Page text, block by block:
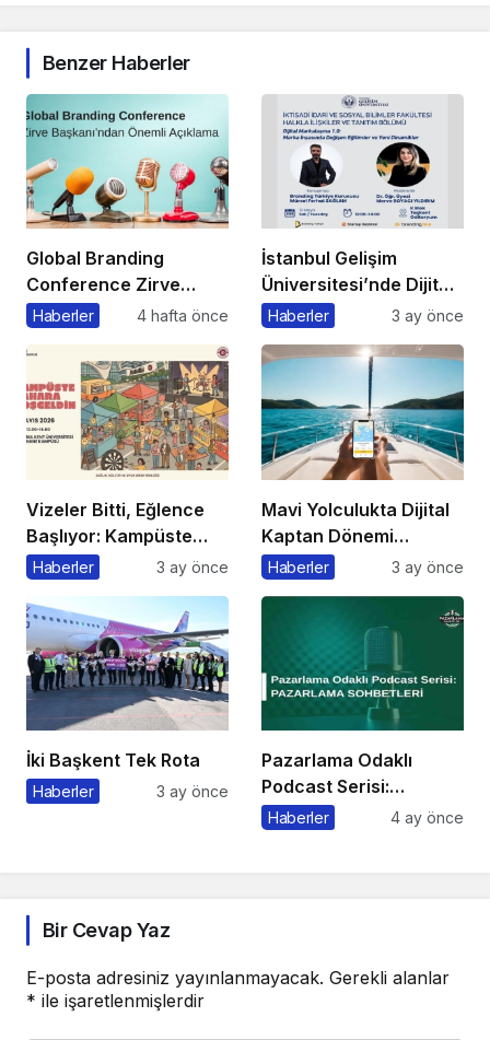
Benzer Haberler
Global Branding
Conference Zirve
Başkanı’ndan Önemli
Haberler 4 hafta önce
İstanbul Gelişim
Üniversitesi’nde Dijital
Markalaşma 1.0
Haberler 3 ay önce
Vizeler Bitti, Eğlence
Başlıyor: Kampüste
Bahar Festivali
Haberler 3 ay önce
Mavi Yolculukta Dijital
Kaptan Dönemi
Başlıyor
Haberler 3 ay önce
İki Başkent Tek Rota
Haberler 3 ay önce
Pazarlama Odaklı
Podcast Serisi:
Pazarlama Sohbetleri
Haberler 4 ay önce
Bir Cevap Yaz
E-posta adresiniz yayınlanmayacak. Gerekli alanlar
* ile işaretlenmişlerdir